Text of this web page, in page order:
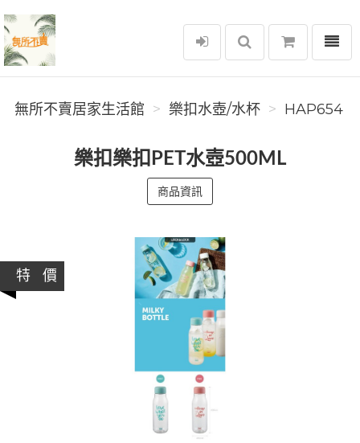
無所不賣居家生活館
選單
無所不賣居家生活館 樂扣水壺/水杯 HAP654
樂扣樂扣PET水壺500ML
商品資訊
特 價